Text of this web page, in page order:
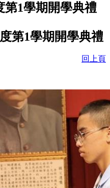
第1學期開學典禮
第1學期開學典禮
回上頁